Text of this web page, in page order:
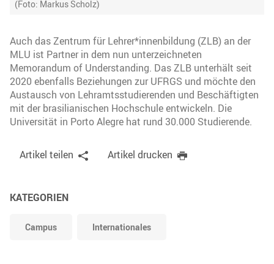
(Foto: Markus Scholz)
Auch das Zentrum für Lehrer*innenbildung (ZLB) an der
MLU ist Partner in dem nun unterzeichneten
Memorandum of Understanding. Das ZLB unterhält seit
2020 ebenfalls Beziehungen zur UFRGS und möchte den
Austausch von Lehramtsstudierenden und Beschäftigten
mit der brasilianischen Hochschule entwickeln. Die
Universität in Porto Alegre hat rund 30.000 Studierende.
Artikel teilen Artikel drucken
KATEGORIEN
Campus Internationales